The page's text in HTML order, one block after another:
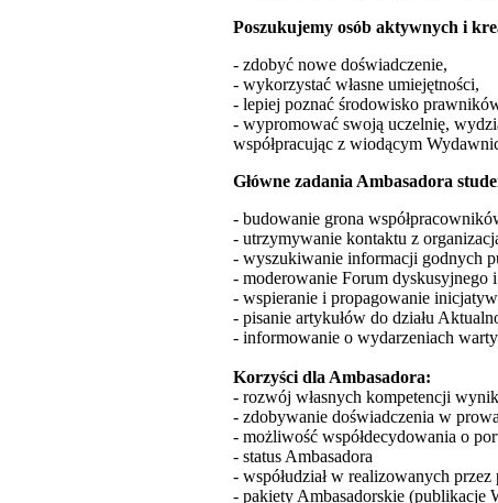
Poszukujemy osób aktywnych i
- zdobyć nowe doświadczenie,
- wykorzystać własne umiejętności,
- lepiej poznać środowisko
- wypromować swoją uczelnię,
współpracując z wiodącym
Główne zadania Ambasadora
- budowanie grona
- utrzymywanie kontaktu z
- wyszukiwanie informacji godnych
- moderowanie Forum dyskusyjnego
- wspieranie i propagowanie
- pisanie artykułów do działu
- informowanie o wydarzeniach
Korzyści dla Ambasadora:
- rozwój własnych kompetencji
- zdobywanie doświadczenia w
- możliwość współdecydowania o
- status Ambasadora
- współudział w realizowanych
- pakiety Ambasadorskie (publikacje